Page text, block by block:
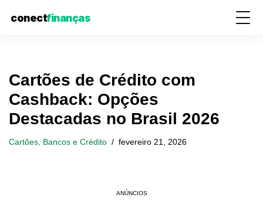
conectfinanças
para
o
conteúdo
Cartões de Crédito com
Cashback: Opções
Destacadas no Brasil 2026
Cartões, Bancos e Crédito fevereiro 21, 2026
ANÚNCIOS